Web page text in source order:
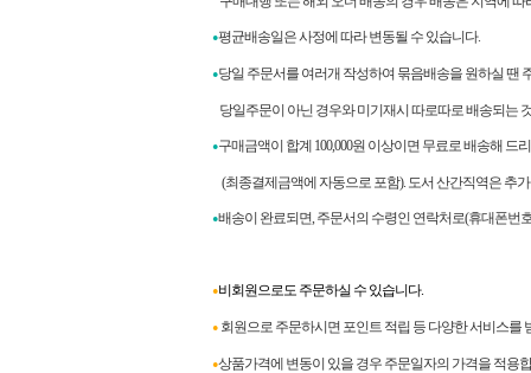
●평균배송일은 사정에 따라 변동될 수 있습니다.
●당일 주문서를 여러개 작성하여 묶음배송을 원하실 땐
당일주문이 아닌 경우와 미기재시 따로따로 배송되는
●구매금액이 합계 100,000원 이상이면 무료로 배송해 드
(최종결제금액에 자동으로 포함). 도서 산간직역은 추
●배송이 완료되면, 주문서의 수령인 연락처로(휴대폰번
●비회원으로도 주문하실 수 있습니다.
● 회원으로 주문하시면 포인트 적립 등 다양한 서비스를
●상품가격에 변동이 있을 경우 주문일자의 가격을 적용